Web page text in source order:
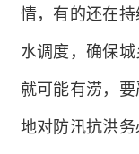
情，有的还在
水调度，确保
就可能有涝，
地对防汛抗洪